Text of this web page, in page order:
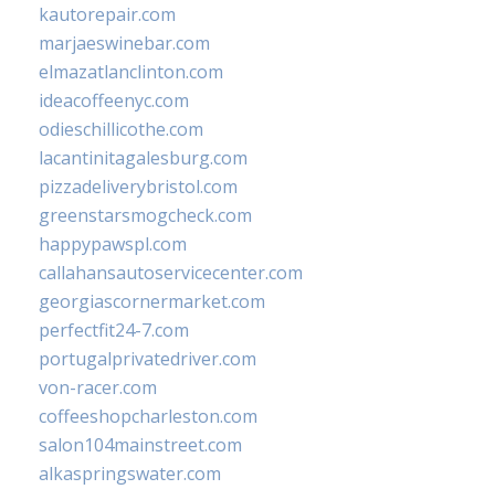
kautorepair.com
marjaeswinebar.com
elmazatlanclinton.com
ideacoffeenyc.com
odieschillicothe.com
lacantinitagalesburg.com
pizzadeliverybristol.com
greenstarsmogcheck.com
happypawspl.com
callahansautoservicecenter.com
georgiascornermarket.com
perfectfit24-7.com
portugalprivatedriver.com
von-racer.com
coffeeshopcharleston.com
salon104mainstreet.com
alkaspringswater.com